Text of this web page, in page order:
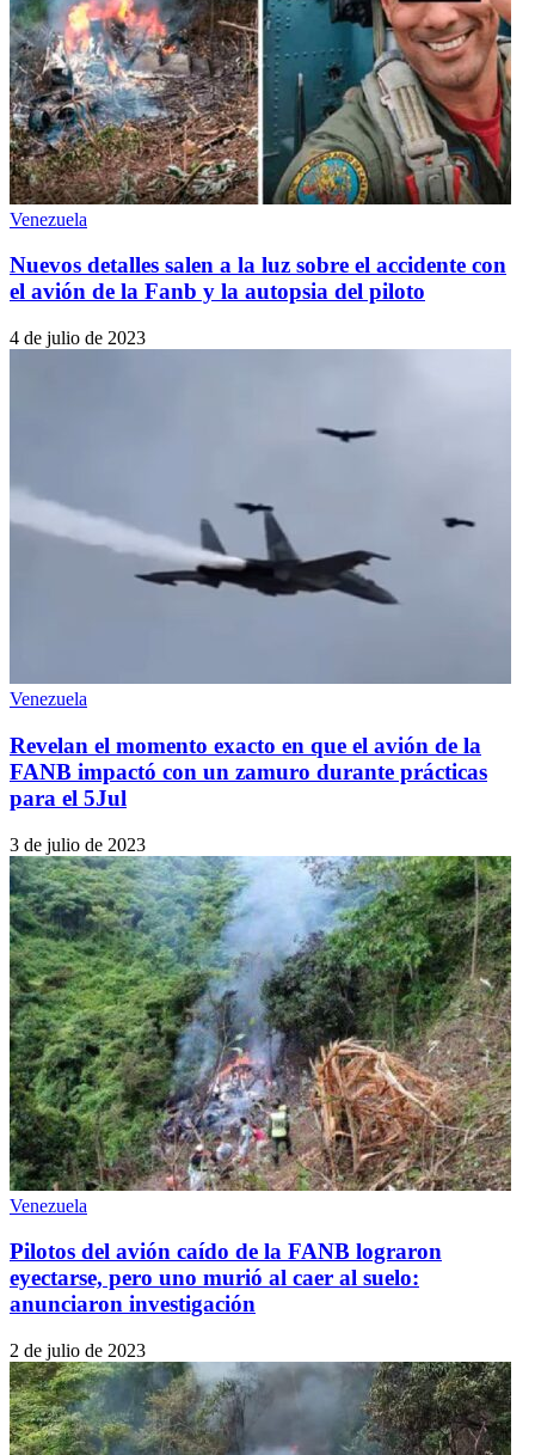
Venezuela
Nuevos detalles salen a la luz sobre el accidente con
el avión de la Fanb y la autopsia del piloto
4 de julio de 2023
Venezuela
Revelan el momento exacto en que el avión de la
FANB impactó con un zamuro durante prácticas
para el 5Jul
3 de julio de 2023
Venezuela
Pilotos del avión caído de la FANB lograron
eyectarse, pero uno murió al caer al suelo:
anunciaron investigación
2 de julio de 2023